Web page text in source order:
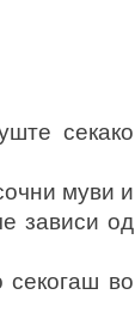
секако
муви и
зависи од
во